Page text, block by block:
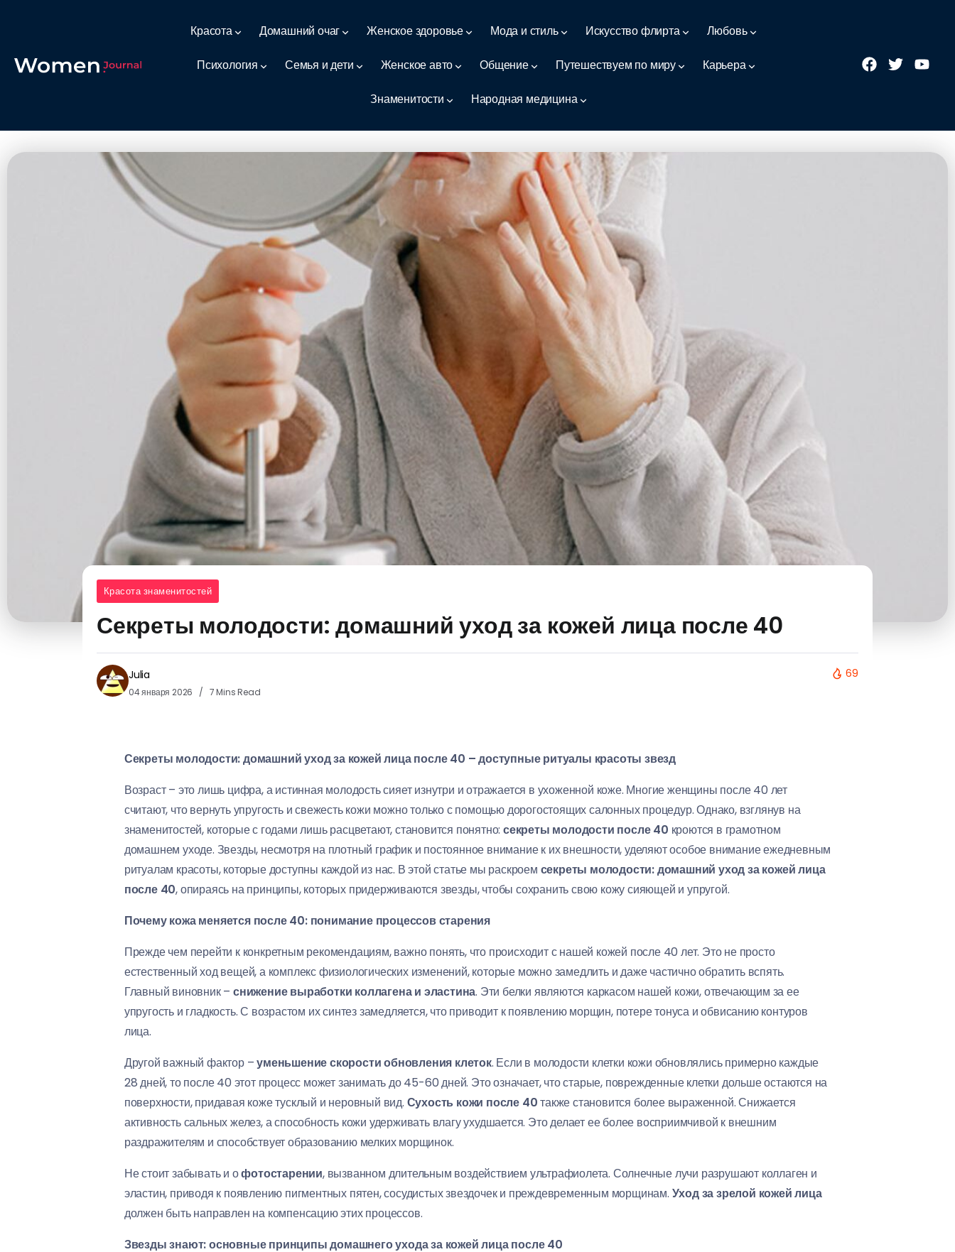
Красота Домашний очаг Женское здоровье Мода и стиль Искусство флирта Любовь
Психология Семья и дети Женское авто Общение Путешествуем по миру Карьера
Знаменитости Народная медицина
Красота знаменитостей
Секреты молодости: домашний уход за кожей лица после 40
Julia
04 января 2026 7 Mins Read
69
Секреты молодости: домашний уход за кожей лица после 40 – доступные ритуалы красоты звезд
Возраст – это лишь цифра, а истинная молодость сияет изнутри и отражается в ухоженной коже. Многие женщины после 40 лет
считают, что вернуть упругость и свежесть кожи можно только с помощью дорогостоящих салонных процедур. Однако, взглянув на
знаменитостей, которые с годами лишь расцветают, становится понятно: секреты молодости после 40 кроются в грамотном
домашнем уходе. Звезды, несмотря на плотный график и постоянное внимание к их внешности, уделяют особое внимание ежедневным
ритуалам красоты, которые доступны каждой из нас. В этой статье мы раскроем секреты молодости: домашний уход за кожей лица
после 40, опираясь на принципы, которых придерживаются звезды, чтобы сохранить свою кожу сияющей и упругой.
Почему кожа меняется после 40: понимание процессов старения
Прежде чем перейти к конкретным рекомендациям, важно понять, что происходит с нашей кожей после 40 лет. Это не просто
естественный ход вещей, а комплекс физиологических изменений, которые можно замедлить и даже частично обратить вспять.
Главный виновник – снижение выработки коллагена и эластина. Эти белки являются каркасом нашей кожи, отвечающим за ее
упругость и гладкость. С возрастом их синтез замедляется, что приводит к появлению морщин, потере тонуса и обвисанию контуров
лица.
Другой важный фактор –уменьшение скорости обновления клеток. Если в молодости клетки кожи обновлялись примерно каждые
28 дней, то после 40 этот процесс может занимать до 45-60 дней. Это означает, что старые, поврежденные клетки дольше остаются на
поверхности, придавая коже тусклый и неровный вид. Сухость кожи после 40также становится более выраженной. Снижается
активность сальных желез, а способность кожи удерживать влагу ухудшается. Это делает ее более восприимчивой к внешним
раздражителям и способствует образованию мелких морщинок.
Не стоит забывать и офотостарении, вызванном длительным воздействием ультрафиолета. Солнечные лучи разрушают коллаген и
эластин, приводя к появлению пигментных пятен, сосудистых звездочек и преждевременным морщинам. Уход за зрелой кожей лица
должен быть направлен на компенсацию этих процессов.
Звезды знают: основные принципы домашнего ухода за кожей лица после 40